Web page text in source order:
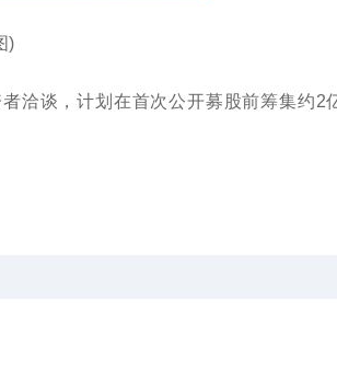
)
洽谈，计划在首次公开募股前筹集约2